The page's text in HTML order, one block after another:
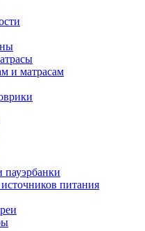
и матрасам
питания